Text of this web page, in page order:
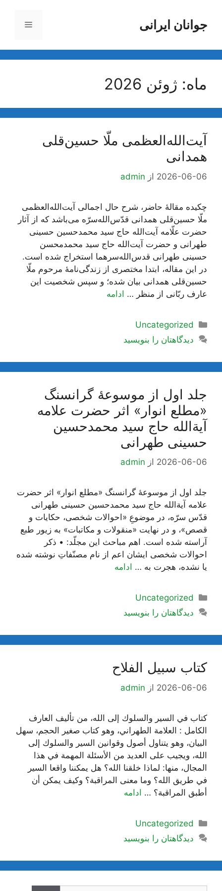
محتواجوانان ایرانی فهرست
ماه: ژوئن 2026
آیت‌الله‌العظمی ملّا حسین‌قلی
همدانی
2026-06-06 از admin
چکیده مقالۀ حاضر، شرح حال اجمالی آیت‌الله‌العظمی
ملّا حسین‌قلی همدانی قدّس‌الله‌سرّه می‌باشد که از آثار
حضرت علّامه آیت‌الله حاج سید محمدحسین حسینی
طهرانی و حضرت آیت‌الله حاج سید محمدمحسن
حسینی طهرانی قدس‌الله‌سرهما استخراج شده است.
در این مقاله، ابتدا مختصری از زندگی‌نامۀ مرحوم ملّا
حسین‌قلی همدانی بیان شده؛ و سپس شخصیت این
عارف ربّانی از منظر … ادامه
دسته‌ها
Uncategorized
دیدگاهتان را بنویسید
جلد اول از موسوعۀ گرانسنگ
«مطلع انوار» اثر حضرت علامه
آیة‌الله حاج سید محمدحسین
حسینی طهرانی
2026-06-06 از admin
جلد اول از موسوعۀ گرانسنگ «مطلع انوار» اثر حضرت
علامه آیة‌الله حاج سید محمدحسین حسینی طهرانی
قدّس سرّه، در موضوعِ «احوالات شخصی، حکایات و
قصص»، و در نهایت «منقولات و مکاتبات» به زیور طبع
آراسته شده است. اهم مباحث این مجلّد: • ذکر
احوالات شخصی ایشان اعم از نام مصنّفاتِ نوشته شده
یا نشده، هجرت به … ادامه
دسته‌ها
Uncategorized
دیدگاهتان را بنویسید
كتاب سبيل الفلاح
2026-06-06 از admin
كتاب في السير والسلوك إلى الله، من تأليف العارف
الكامل : العلامة الطهراني، وهو كتاب صغير الحجم، سهل
البيان، وهو يتناول أصول وقوانين السير والسلوك إلى
الله، ويجيب على العديد من الأسئلة المهمة في هذا
المجال، منها: لماذا خلقنا الله؟ هل يمكننا واقعا السير
في طريق الله؟ وما معنى المراقبة؟ وكيف يمكن أن
أطبق المراقبة؟ … ادامه
دسته‌ها
Uncategorized
دیدگاهتان را بنویسید